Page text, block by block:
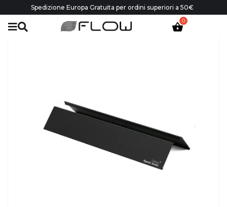
Spedizione Europa Gratuita per ordini superiori a 50€